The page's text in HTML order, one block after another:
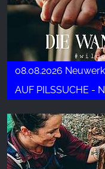
08.08.2026 Neuwerk
AUF PILSSUCHE -
YouTube